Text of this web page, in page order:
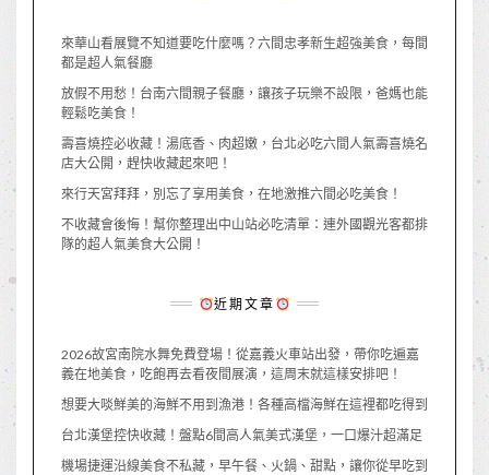
來華山看展覽不知道要吃什麼嗎？六間忠孝新生超強美食，每間
都是超人氣餐廳
放假不用愁！台南六間親子餐廳，讓孩子玩樂不設限，爸媽也能
輕鬆吃美食！
壽喜燒控必收藏！湯底香、肉超嫩，台北必吃六間人氣壽喜燒名
店大公開，趕快收藏起來吧！
來行天宮拜拜，別忘了享用美食，在地激推六間必吃美食！
不收藏會後悔！幫你整理出中山站必吃清單：連外國觀光客都排
隊的超人氣美食大公開！
近期文章
2026故宮南院水舞免費登場！從嘉義火車站出發，帶你吃遍嘉
義在地美食，吃飽再去看夜間展演，這周末就這樣安排吧！
想要大啖鮮美的海鮮不用到漁港！各種高檔海鮮在這裡都吃得到
台北漢堡控快收藏！盤點6間高人氣美式漢堡，一口爆汁超滿足
機場捷運沿線美食不私藏，早午餐、火鍋、甜點，讓你從早吃到